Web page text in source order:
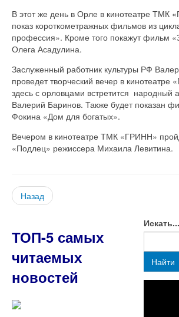
В этот же день в Орле в кинотеатре ТМК
показ короткометражных фильмов из
профессия». Кроме того покажут фильм
Олега Асадулина.
Заслуженный работник культуры РФ
проведет творческий вечер в кинотеатре
здесь с орловцами встретится народный
Валерий Баринов. Также будет показан
Фокина «Дом для богатых».
Вечером в кинотеатре ТМК «ГРИНН»
«Подлец» режиссера Михаила Левитина.
Назад
ТОП-5 самых
читаемых
новостей
Искать...
Найти